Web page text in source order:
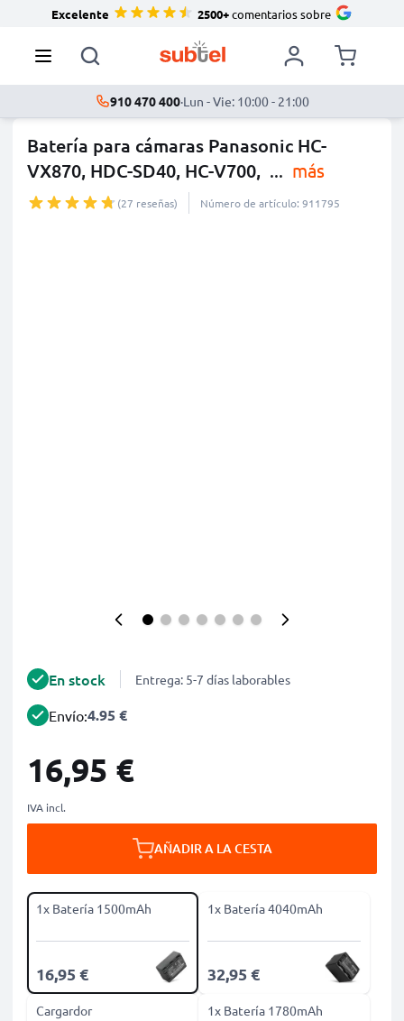
Excelente 2500+comentarios sobre
910 470 400·Lun - Vie: 10:00 - 21:00
Batería para cámaras Panasonic HC-
VX870, HDC-SD40, HC-V700, ... más
(27 reseñas) Número de artículo: 911795
En stock Entrega: 5-7 días laborables
Envío:4.95 €
16,95 €
IVA incl.
AÑADIR A LA CESTA
1x Batería 1500mAh
16,95 €
1x Batería 4040mAh
32,95 €
Cargardor 1x Batería 1780mAh